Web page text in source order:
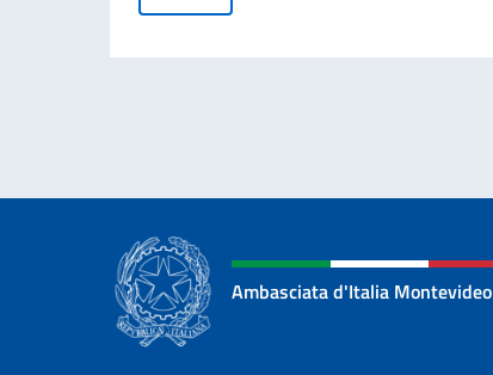
Ambasciata d'Italia Montevideo